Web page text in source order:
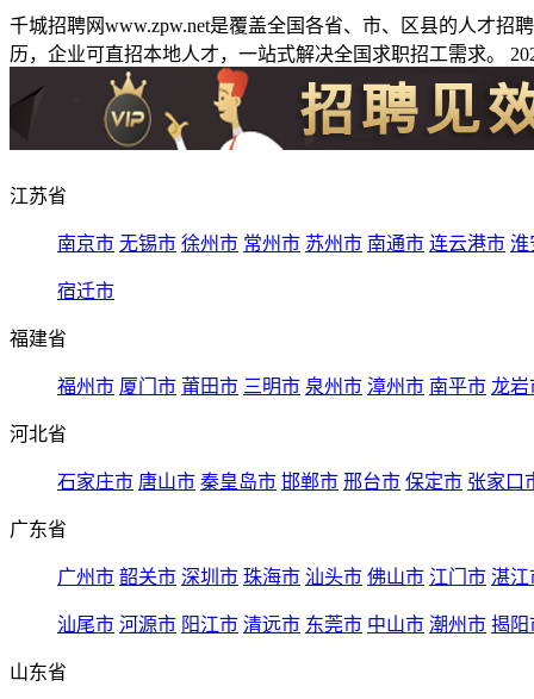
千城招聘网www.zpw.net是覆盖全国各省、市、区县的人才
历，企业可直招本地人才，一站式解决全国求职招工需求。
江苏省
南京市 无锡市 徐州市 常州市 苏州市 南通市 连云港市 淮
宿迁市
福建省
福州市 厦门市 莆田市 三明市 泉州市 漳州市 南平市 龙岩
河北省
石家庄市 唐山市 秦皇岛市 邯郸市 邢台市 保定市 张家口
广东省
广州市 韶关市 深圳市 珠海市 汕头市 佛山市 江门市 湛江
汕尾市 河源市 阳江市 清远市 东莞市 中山市 潮州市 揭阳
山东省